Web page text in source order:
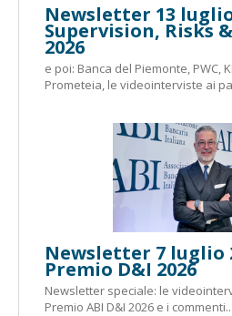
Newsletter 13 luglio
Supervision, Risks
2026
e poi: Banca del Piemonte, PWC,
Prometeia, le videointerviste ai
Newsletter 7 luglio
Premio D&I 2026
Newsletter speciale: le
Premio ABI D&I 2026 e i commenti...